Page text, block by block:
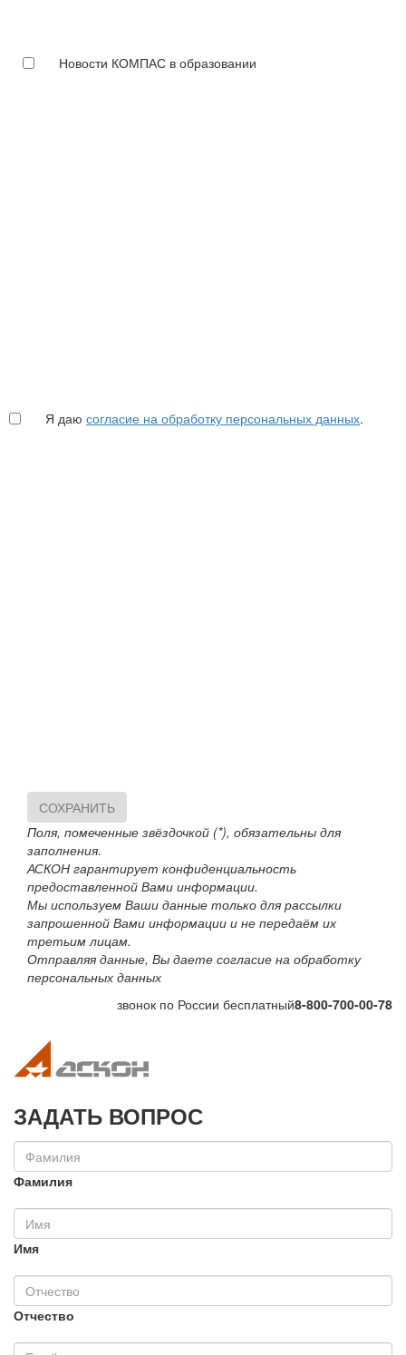
Новости КОМПАС в образовании
Я даю согласие на обработку персональных данных.
СОХРАНИТЬ
Поля, помеченные звёздочкой (*), обязательны для
заполнения.
АСКОН гарантирует конфиденциальность
предоставленной Вами информации.
Мы используем Ваши данные только для рассылки
запрошенной Вами информации и не передаём их
третьим лицам.
Отправляя данные, Вы даете согласие на обработку
персональных данных
звонок по России бесплатный8-800-700-00-78
ЗАДАТЬ ВОПРОС
Фамилия
Имя
Отчество